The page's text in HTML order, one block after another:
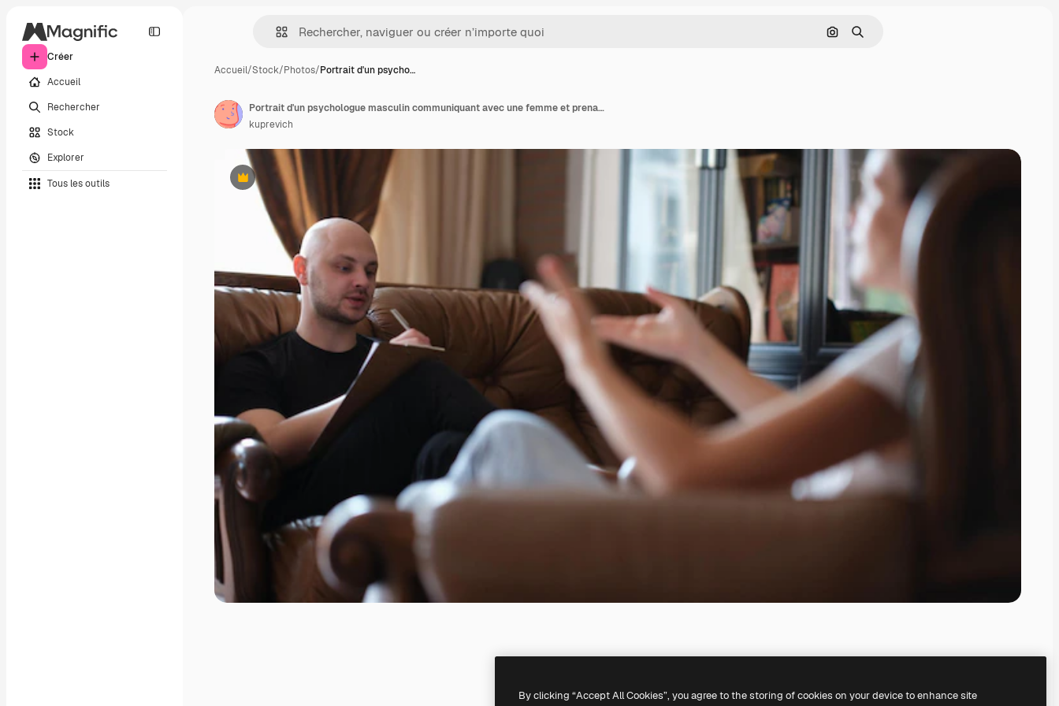
Créer
Accueil
Rechercher
Stock
Explorer
Tous les outils
Rechercher par image
Rechercher
Accueil/Stock/Photos/Portrait d'un psycho…
Premium
Portrait d'un psychologue masculin communiquant avec une femme et prenant des notes jeune femme parlant à
kuprevich
By clicking “Accept All Cookies”, you agree to the storing of cookies on your device to enhance site